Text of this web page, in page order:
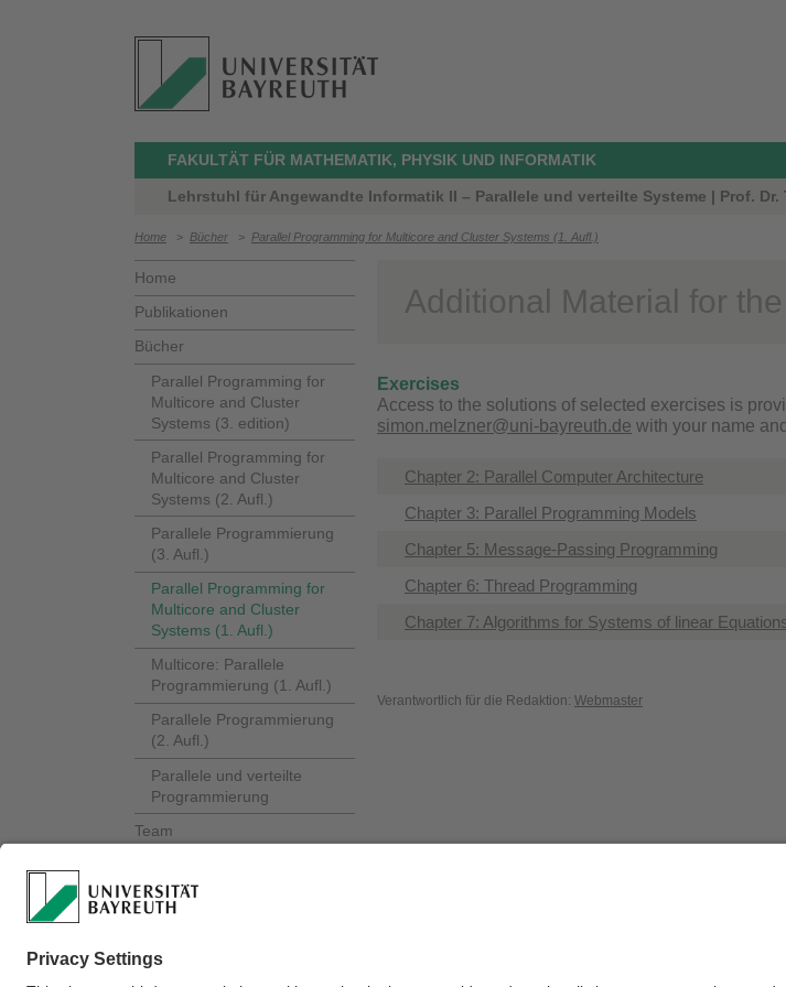
FAKULTÄT FÜR MATHEMATIK, PHYSIK UND INFORMATIK
Lehrstuhl für Angewandte Informatik II – Parallele und verteilte Systeme | Prof. Dr.
Home > Bücher > Parallel Programming for Multicore and Cluster Systems (1. Aufl.)
Home
Publikationen
Bücher
Parallel Programming for
Multicore and Cluster
Systems (3. edition)
Parallel Programming for
Multicore and Cluster
Systems (2. Aufl.)
Parallele Programmierung
(3. Aufl.)
Parallel Programming for
Multicore and Cluster
Systems (1. Aufl.)
Multicore: Parallele
Programmierung (1. Aufl.)
Parallele Programmierung
(2. Aufl.)
Parallele und verteilte
Programmierung
Team
Forschung
Additional Material for
Exercises
Access to the solutions of selected exercises is
simon.melzner@uni-bayreuth.de with your name
Chapter 2: Parallel Computer Architecture
Chapter 3: Parallel Programming Models
Chapter 5: Message-Passing Programming
Chapter 6: Thread Programming
Chapter 7: Algorithms for Systems of linear
Verantwortlich für die Redaktion: Webmaster